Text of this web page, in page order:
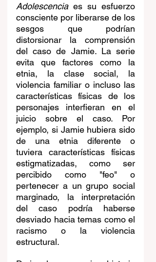
Adolescencia es su esfuerzo
consciente por liberarse de los
sesgos que podrían
distorsionar la comprensión
del caso de Jamie. La serie
evita que factores como la
etnia, la clase social, la
violencia familiar o incluso las
características físicas de los
personajes interfieran en el
juicio sobre el caso. Por
ejemplo, si Jamie hubiera sido
de una etnia diferente o
tuviera características físicas
estigmatizadas, como ser
percibido como "feo" o
pertenecer a un grupo social
marginado, la interpretación
del caso podría haberse
desviado hacia temas como el
racismo o la violencia
estructural.